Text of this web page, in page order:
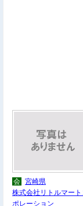
会 宮崎県
株式会社リトルマート
ポレーション